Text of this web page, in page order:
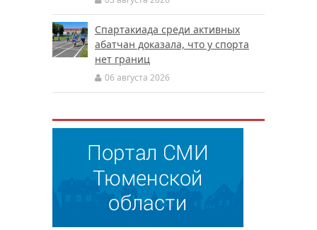
Спартакиада среди активных
абатчан доказала, что у спорта
нет границ
06 августа 2026